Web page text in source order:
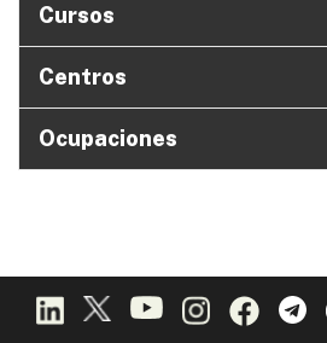
Cursos
Centros
Ocupaciones